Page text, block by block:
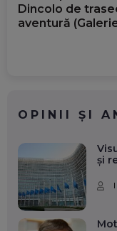
Dincolo de
aventură
OPINII ȘI
și